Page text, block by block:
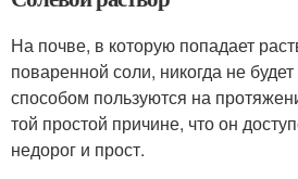
На почве, в которую попадает
поваренной соли, никогда не
способом пользуются на
той простой причине, что он
недорог и прост.